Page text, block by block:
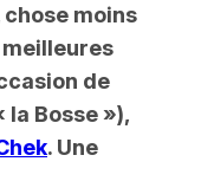
moins
meilleures
de
la Bosse »),
. Une